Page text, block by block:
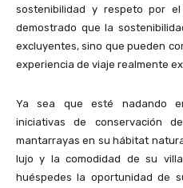
sostenibilidad y respeto por
demostrado que la
excluyentes, sino que pueden
experiencia de viaje realmente
Ya sea que esté nadando
iniciativas de conservación
mantarrayas en su hábitat
lujo y la comodidad de su
huéspedes la oportunidad de